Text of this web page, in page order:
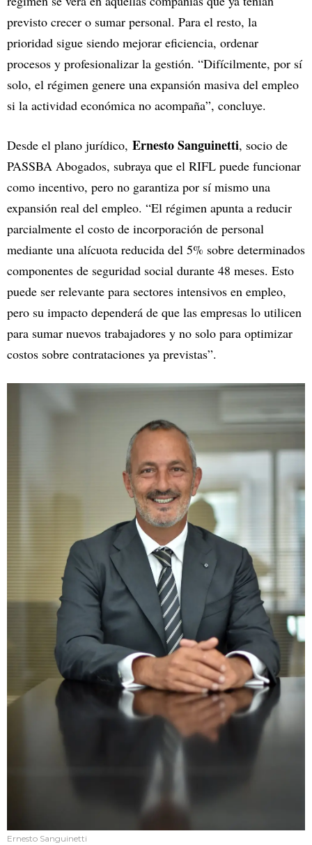
previsto crecer o sumar personal. Para el resto, la
prioridad sigue siendo mejorar eficiencia, ordenar
procesos y profesionalizar la gestión. “Difícilmente, por sí
solo, el régimen genere una expansión masiva del empleo
si la actividad económica no acompaña”, concluye.
Desde el plano jurídico, Ernesto Sanguinetti, socio de
PASSBA Abogados, subraya que el RIFL puede funcionar
como incentivo, pero no garantiza por sí mismo una
expansión real del empleo. “El régimen apunta a reducir
parcialmente el costo de incorporación de personal
mediante una alícuota reducida del 5% sobre determinados
componentes de seguridad social durante 48 meses. Esto
puede ser relevante para sectores intensivos en empleo,
pero su impacto dependerá de que las empresas lo utilicen
para sumar nuevos trabajadores y no solo para optimizar
costos sobre contrataciones ya previstas”.
Ernesto Sanguinetti